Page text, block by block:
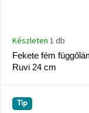
Fekete fém
Ruvi 24 cm
Készleten 1 db
Tip